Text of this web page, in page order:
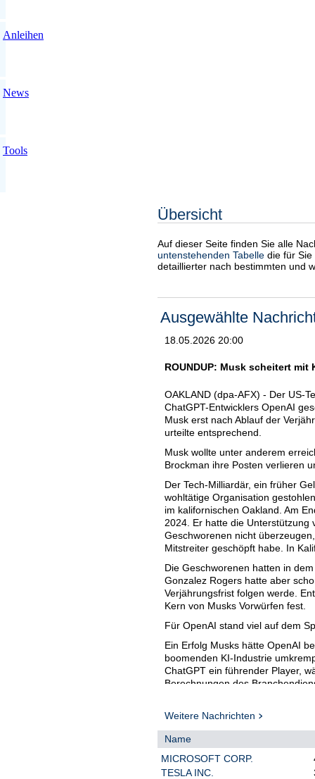
Anleihen
News
Tools
Übersicht
Auf dieser Seite finden Sie alle
untenstehenden Tabelle die für
detaillierter nach bestimmten und
Ausgewählte
18.05.2026 20:00
ROUNDUP: Musk scheitert mit
OAKLAND (dpa-AFX) - Der US-
ChatGPT-Entwicklers OpenAI
Musk erst nach Ablauf der
urteilte entsprechend.
Musk wollte unter anderem
Brockman ihre Posten verlieren
Der Tech-Milliardär, ein früher
wohltätige Organisation
im kalifornischen Oakland. Am
2024. Er hatte die Unterstützung
Geschworenen nicht
Mitstreiter geschöpft habe. In
Die Geschworenen hatten in
Gonzalez Rogers hatte aber
Verjährungsfrist folgen werde.
Kern von Musks Vorwürfen fest.
Für OpenAI stand viel auf dem
Ein Erfolg Musks hätte OpenAI
boomenden KI-Industrie
ChatGPT ein führender Player,
Berechnungen des
Musk war in der Anfangszeit ein
Dollar zur Finanzierung bei. Bis
Dollar an vierteljährlichen
Dollar. Ferner gab es vier
Mitarbeiter.
Weitere Nachrichten
Name
MICROSOFT CORP.
TESLA INC.